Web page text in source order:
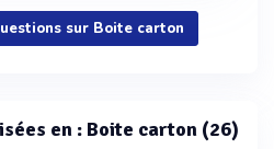
sur Boite carton
en : Boite carton (26)